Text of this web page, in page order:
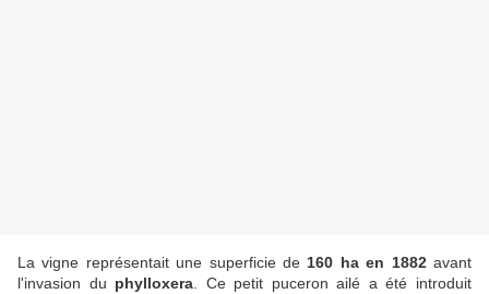
La vigne représentait une superficie de 160 ha en 1882avant
l'invasion du phylloxera . Ce petit puceron ailé a été introduit